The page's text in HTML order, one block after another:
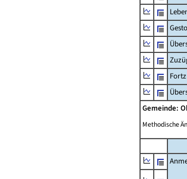
Gemeinde:
Methodische